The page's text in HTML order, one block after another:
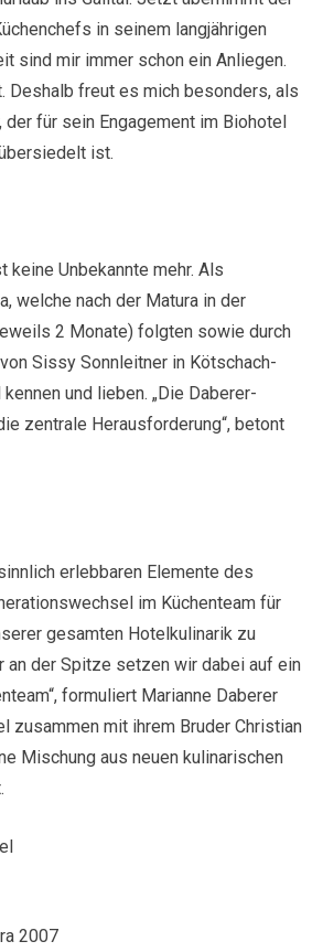
in seinem langjährigen
sind mir immer schon ein Anliegen.
Deshalb freut es mich besonders, als
der für sein Engagement im Biohotel
ist.
keine Unbekannte mehr. Als
welche nach der Matura in der
2 Monate) folgten sowie durch
Sissy Sonnleitner in Kötschach-
und lieben. „Die Daberer-
zentrale Herausforderung“, betont
erlebbaren Elemente des
im Küchenteam für
gesamten Hotelkulinarik zu
an der Spitze setzen wir dabei auf ein
formuliert Marianne Daberer
zusammen mit ihrem Bruder Christian
Mischung aus neuen kulinarischen
2007